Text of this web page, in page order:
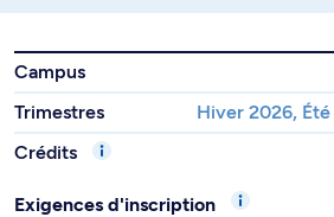
Campus
Trimestres
Hiver 2026,
Crédits
Exigences d'inscription